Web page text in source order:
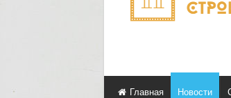
Главная Новости